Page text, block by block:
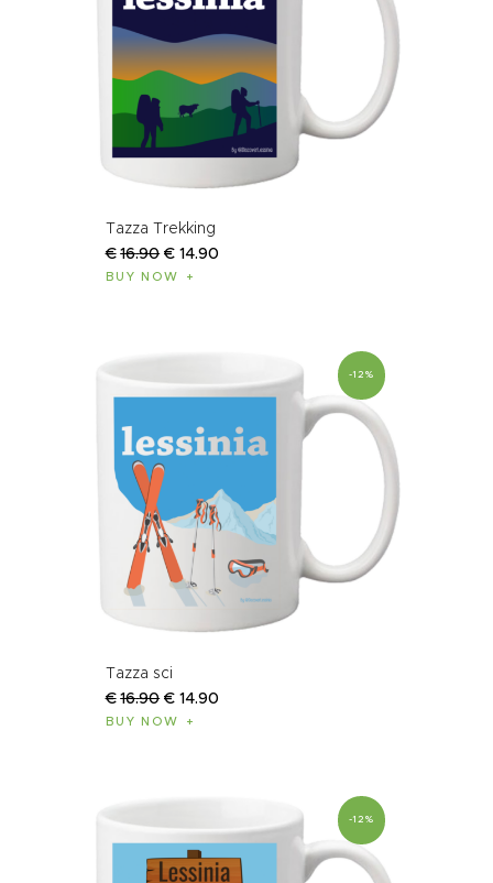
Tazza Trekking
€ 16.90 € 14.90
BUY NOW
-12%
Tazza sci
€ 16.90 € 14.90
BUY NOW
-12%